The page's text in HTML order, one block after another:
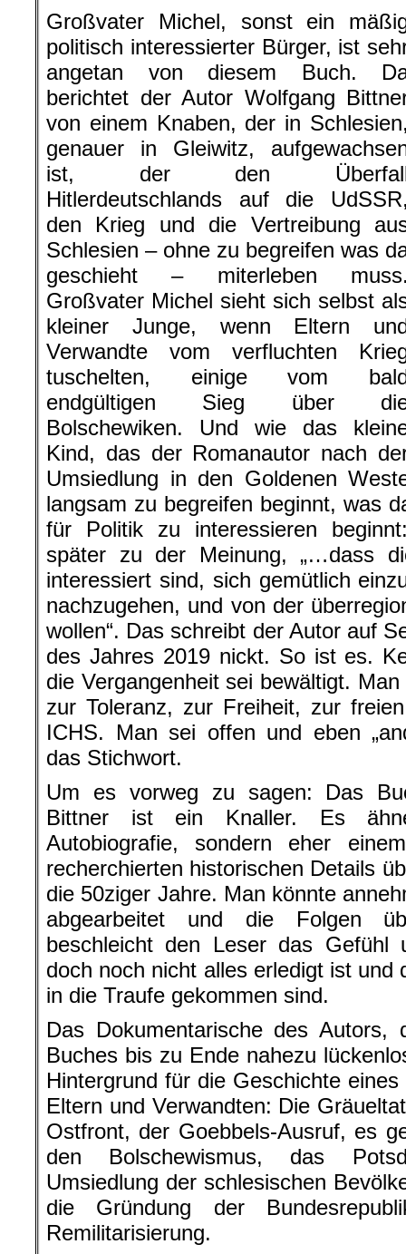
Großvater Michel, sonst ein
politisch interessierter Bürger, ist
angetan von diesem Buch.
berichtet der Autor Wolfgang
von einem Knaben, der in
genauer in Gleiwitz,
ist, der den
Hitlerdeutschlands auf die
den Krieg und die Vertreibung
Schlesien – ohne zu begreifen was
geschieht – miterleben
Großvater Michel sieht sich selbst
kleiner Junge, wenn Eltern
Verwandte vom verfluchten
tuschelten, einige vom
endgültigen Sieg über
Bolschewiken. Und wie das
Kind, das der Romanautor nach
Umsiedlung in den Goldenen
langsam zu begreifen beginnt, was
für Politik zu interessieren
später zu der Meinung, „…dass
interessiert sind, sich gemütlich
nachzugehen, und von der
wollen“. Das schreibt der Autor auf
des Jahres 2019 nickt. So ist es.
die Vergangenheit sei bewältigt.
zur Toleranz, zur Freiheit, zur
ICHS. Man sei offen und eben
das Stichwort.
Um es vorweg zu sagen: Das
Bittner ist ein Knaller. Es
Autobiografie, sondern eher
recherchierten historischen Details
die 50ziger Jahre. Man könnte
abgearbeitet und die Folgen
beschleicht den Leser das Gefühl
doch noch nicht alles erledigt ist und
in die Traufe gekommen sind.
Das Dokumentarische des
Buches bis zu Ende nahezu
Hintergrund für die Geschichte
Eltern und Verwandten: Die
Ostfront, der Goebbels-Ausruf, es
den Bolschewismus, das
Umsiedlung der schlesischen
die Gründung der
Remilitarisierung.